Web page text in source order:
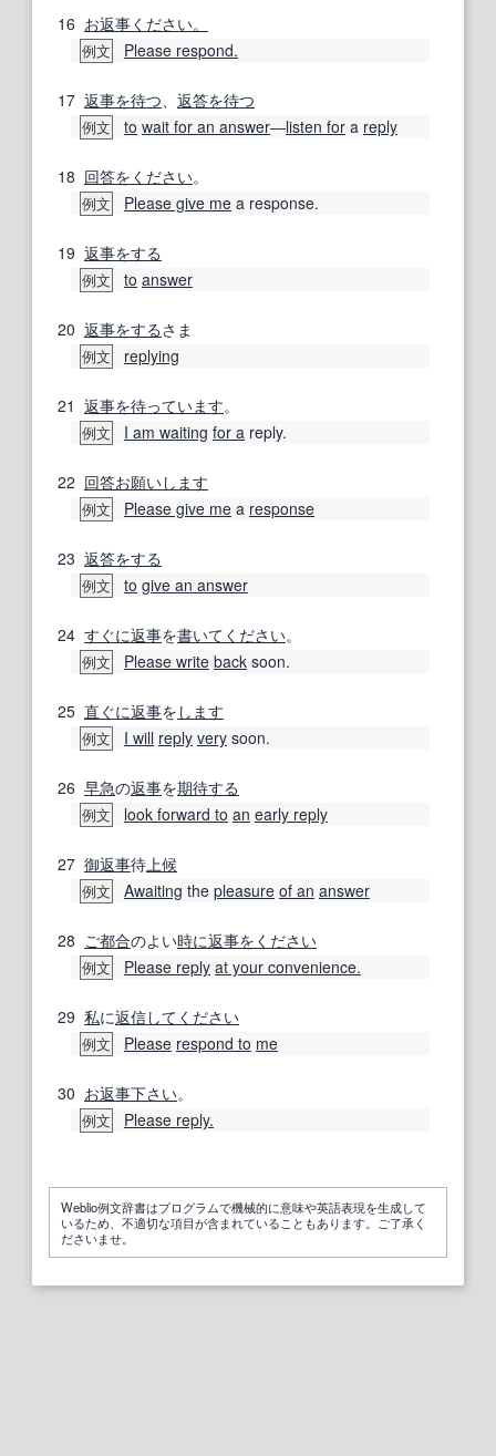
16 お返事ください。
例文 Please respond.
17 返事を待つ 返答を待つ
例文 to wait for an answer―listen for a reply
18 回答をください。
例文 Please give me a response.
19 返事をする
例文 to answer
20 返事をするさま
例文 replying
21 返事を待っています。
例文 I am waiting for a reply.
22 回答お願いします
例文 Please give me a response
23 返答をする
例文 to give an answer
24 すぐに返事を書いて ください。
例文 Please write back soon.
25 直ぐに返事を します
例文 I will reply very soon.
26 早急の返事を期待する
例文 look forward to an early reply
27 御返事待 上候
例文 Awaiting the pleasure of an answer
28 ご都合のよい時に返事をください
例文 Please reply at your convenience.
29 私に返信してください
例文 Please respond to me
30 お返事下さい。
例文 Please reply.
Weblio例文辞書はプログラムで機械的に意味や英語表現を生成して
いるため、不適切な項目が含まれていることもあります。ご了承く
ださいませ。